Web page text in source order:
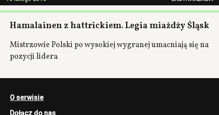
Hamalainen z hattrickiem. Legia miażdży Śląsk
Mistrzowie Polski po wysokiej wygranej umacniają się na
pozycji lidera
O serwisie
Dołącz do nas